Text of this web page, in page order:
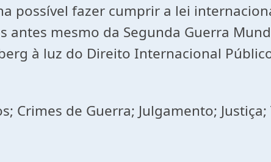
possível fazer cumprir a lei
antes mesmo da Segunda Guerra
à luz do Direito Internacional
Crimes de Guerra; Julgamento;